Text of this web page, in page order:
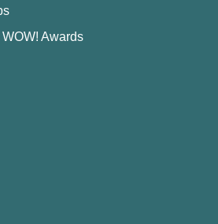
WOW! Awards